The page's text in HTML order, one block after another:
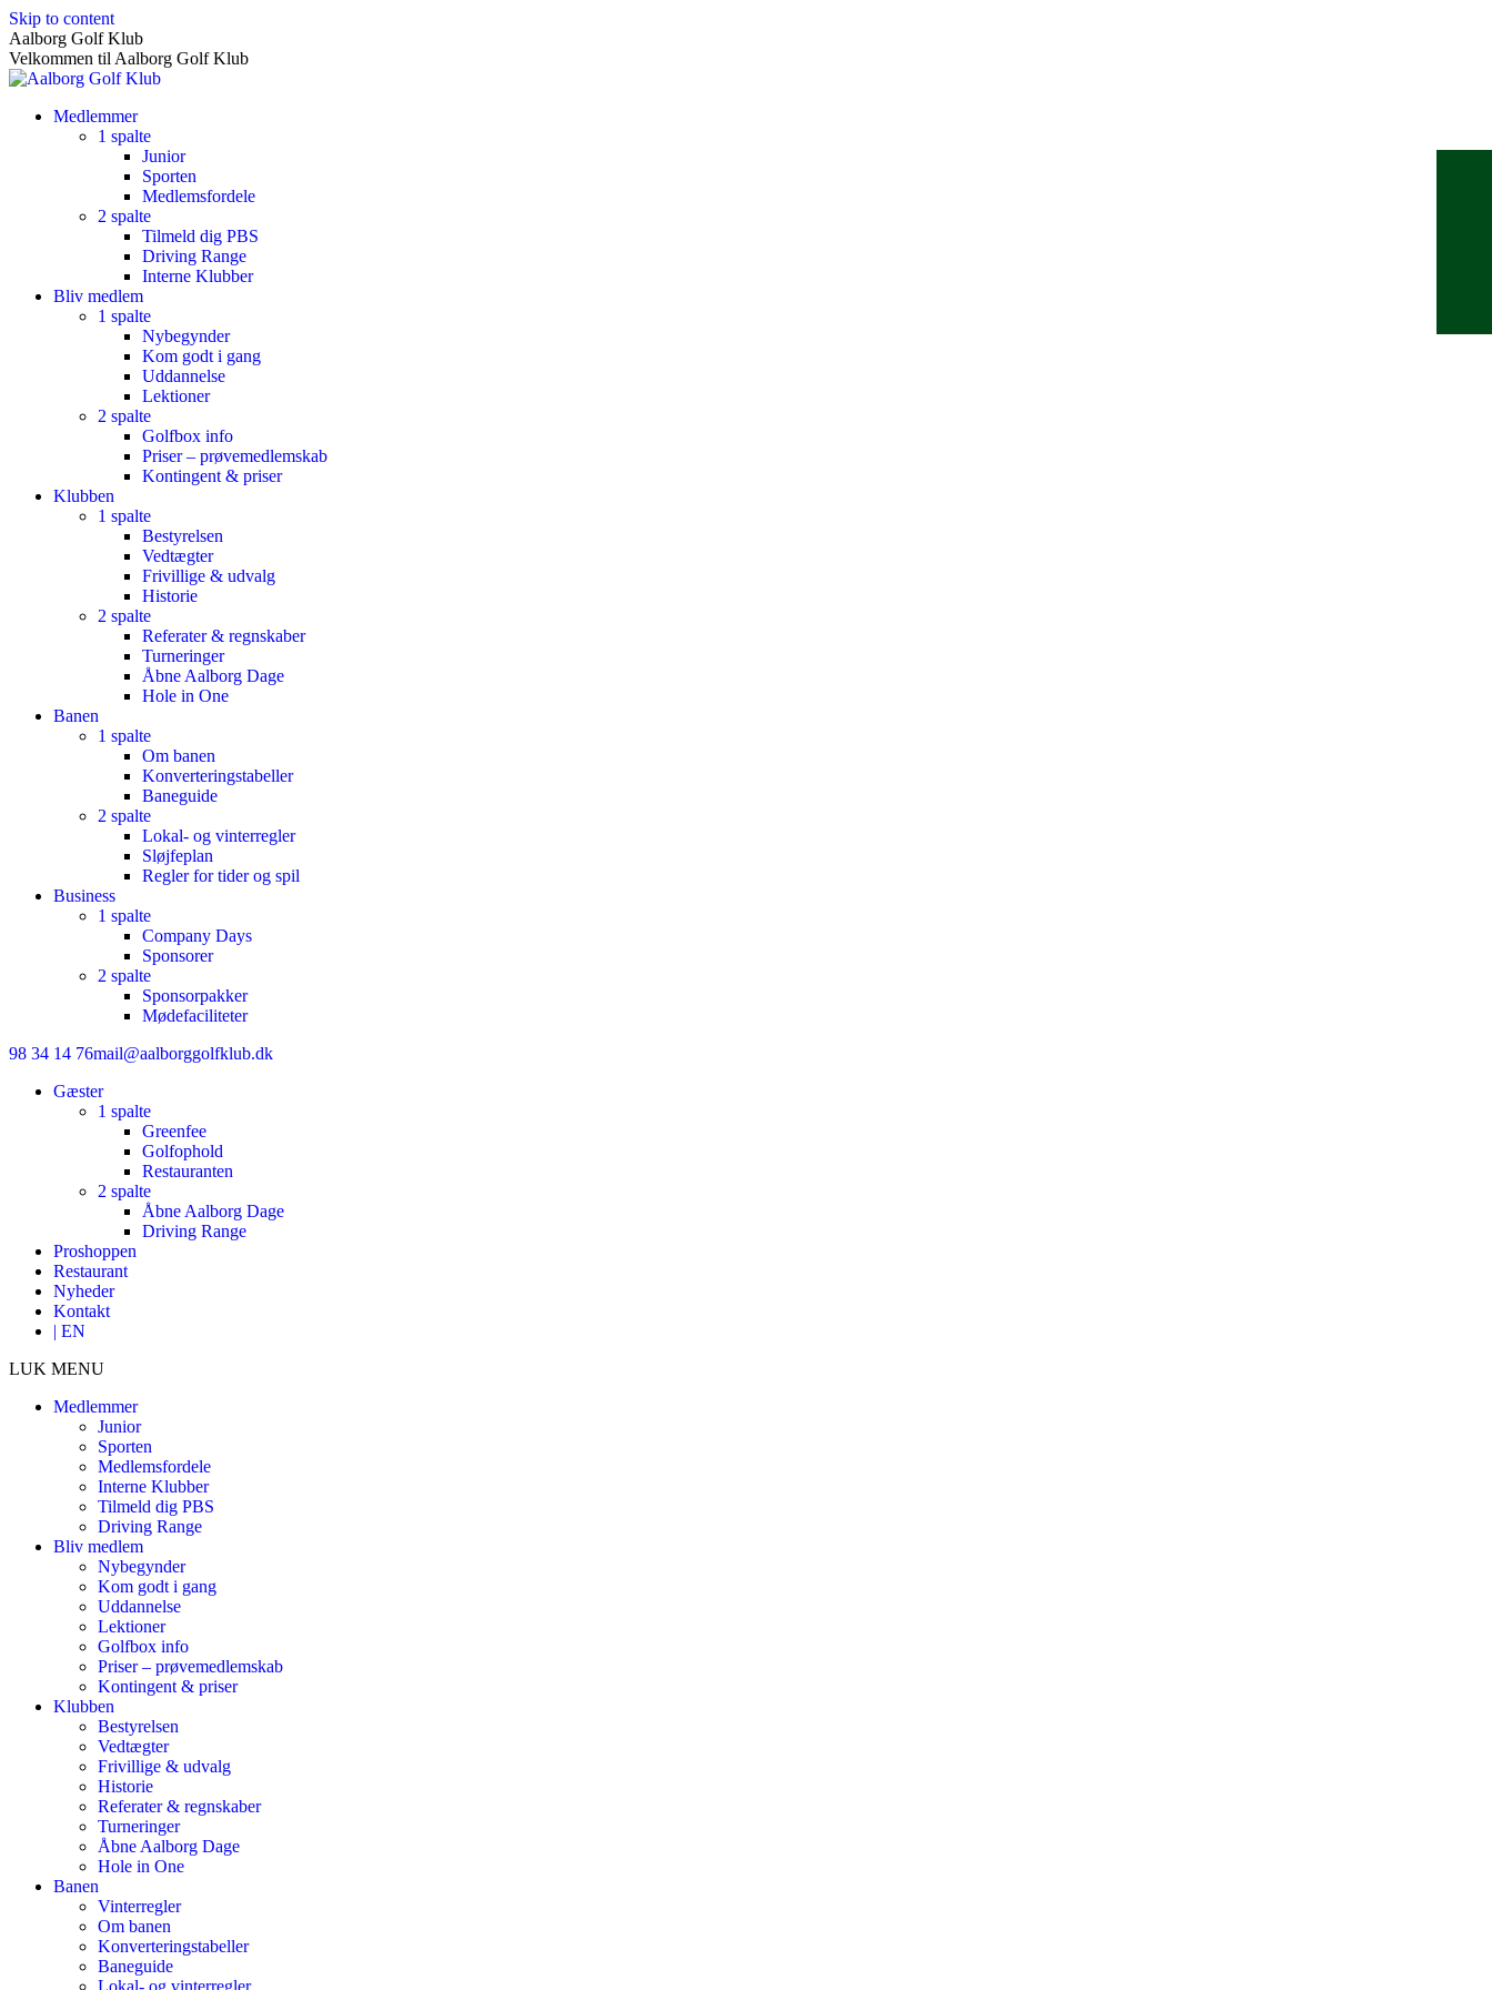
Skip to content
Aalborg Golf Klub
Velkommen til Aalborg Golf Klub
Medlemmer
1 spalte
Junior
Sporten
Medlemsfordele
2 spalte
Tilmeld dig PBS
Driving Range
Interne Klubber
Bliv medlem
1 spalte
Nybegynder
Kom godt i gang
Uddannelse
Lektioner
2 spalte
Golfbox info
Priser – prøvemedlemskab
Kontingent & priser
Klubben
1 spalte
Bestyrelsen
Vedtægter
Frivillige & udvalg
Historie
2 spalte
Referater & regnskaber
Turneringer
Åbne Aalborg Dage
Hole in One
Banen
1 spalte
Om banen
Konverteringstabeller
Baneguide
2 spalte
Lokal- og vinterregler
Sløjfeplan
Regler for tider og spil
Business
1 spalte
Company Days
Sponsorer
2 spalte
Sponsorpakker
Mødefaciliteter
98 34 14 76mail@aalborggolfklub.dk
Gæster
1 spalte
Greenfee
Golfophold
Restauranten
2 spalte
Åbne Aalborg Dage
Driving Range
Proshoppen
Restaurant
Nyheder
Kontakt
| EN
LUK MENU
Medlemmer
Junior
Sporten
Medlemsfordele
Interne Klubber
Tilmeld dig PBS
Driving Range
Bliv medlem
Nybegynder
Kom godt i gang
Uddannelse
Lektioner
Golfbox info
Priser – prøvemedlemskab
Kontingent & priser
Klubben
Bestyrelsen
Vedtægter
Frivillige & udvalg
Historie
Referater & regnskaber
Turneringer
Åbne Aalborg Dage
Hole in One
Banen
Vinterregler
Om banen
Konverteringstabeller
Baneguide
Lokal- og vinterregler